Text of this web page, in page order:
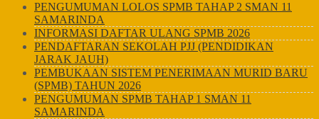
PENGUMUMAN LOLOS SPMB TAHAP 2 SMAN 11
SAMARINDA
INFORMASI DAFTAR ULANG SPMB 2026
PENDAFTARAN SEKOLAH PJJ (PENDIDIKAN
JARAK JAUH)
PEMBUKAAN SISTEM PENERIMAAN MURID BARU
(SPMB) TAHUN 2026
PENGUMUMAN SPMB TAHAP 1 SMAN 11
SAMARINDA